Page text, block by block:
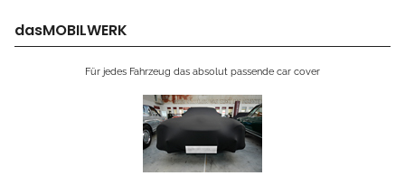
dasMOBILWERK
Für jedes Fahrzeug das absolut passende car cover